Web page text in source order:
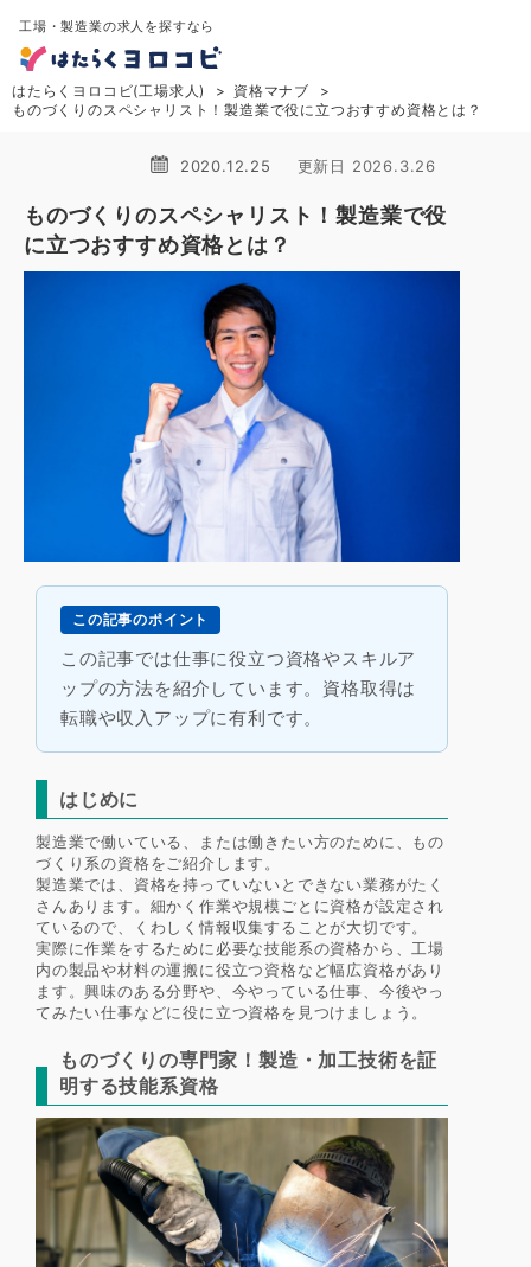
工場・製造業の求人を探すなら
はたらくヨロコビ(工場求人)
資格マナブ
ものづくりのスペシャリスト！製造業で役に立つおすすめ資格とは？
2020.12.25 更新日 2026.3.26
ものづくりのスペシャリスト！製造業で役
に立つおすすめ資格とは？
この記事のポイント
この記事では仕事に役立つ資格やスキルア
ップの方法を紹介しています。資格取得は
転職や収入アップに有利です。
はじめに
製造業で働いている、または働きたい方のために、もの
づくり系の資格をご紹介します。
製造業では、資格を持っていないとできない業務がたく
さんあります。細かく作業や規模ごとに資格が設定され
ているので、くわしく情報収集することが大切です。
実際に作業をするために必要な技能系の資格から、工場
内の製品や材料の運搬に役立つ資格など幅広資格があり
ます。興味のある分野や、今やっている仕事、今後やっ
てみたい仕事などに役に立つ資格を見つけましょう。
ものづくりの専門家！製造・加工技術を証
明する技能系資格